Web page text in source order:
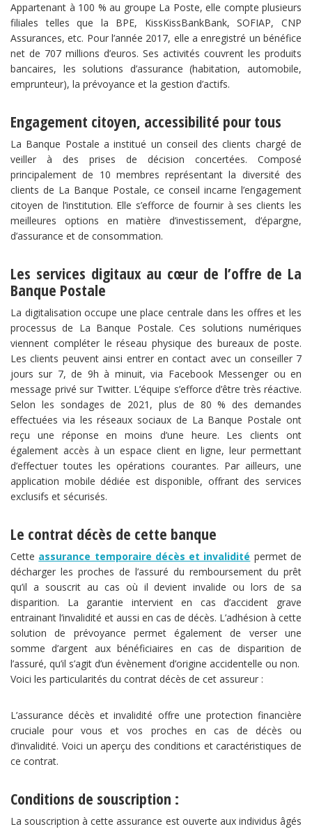
Appartenant à 100 % au groupe La Poste, elle compte plusieurs
filiales telles que la BPE, KissKissBankBank, SOFIAP, CNP
Assurances, etc. Pour l’année 2017, elle a enregistré un bénéfice
net de 707 millions d’euros. Ses activités couvrent les produits
bancaires, les solutions d’assurance (habitation, automobile,
emprunteur), la prévoyance et la gestion d’actifs.
Engagement citoyen, accessibilité pour tous
La Banque Postale a institué un conseil des clients chargé de
veiller à des prises de décision concertées. Composé
principalement de 10 membres représentant la diversité des
clients de La Banque Postale, ce conseil incarne l’engagement
citoyen de l’institution. Elle s’efforce de fournir à ses clients les
meilleures options en matière d’investissement, d’épargne,
d’assurance et de consommation.
Les services digitaux au cœur de l’offre de La
Banque Postale
La digitalisation occupe une place centrale dans les offres et les
processus de La Banque Postale. Ces solutions numériques
viennent compléter le réseau physique des bureaux de poste.
Les clients peuvent ainsi entrer en contact avec un conseiller 7
jours sur 7, de 9h à minuit, via Facebook Messenger ou en
message privé sur Twitter. L’équipe s’efforce d’être très réactive.
Selon les sondages de 2021, plus de 80 % des demandes
effectuées via les réseaux sociaux de La Banque Postale ont
reçu une réponse en moins d’une heure. Les clients ont
également accès à un espace client en ligne, leur permettant
d’effectuer toutes les opérations courantes. Par ailleurs, une
application mobile dédiée est disponible, offrant des services
exclusifs et sécurisés.
Le contrat décès de cette banque
Cette assurance temporaire décès et invalidité permet de
décharger les proches de l’assuré du remboursement du prêt
qu’il a souscrit au cas où il devient invalide ou lors de sa
disparition. La garantie intervient en cas d’accident grave
entrainant l’invalidité et aussi en cas de décès. L’adhésion à cette
solution de prévoyance permet également de verser une
somme d’argent aux bénéficiaires en cas de disparition de
l’assuré, qu’il s’agit d’un évènement d’origine accidentelle ou non.
Voici les particularités du contrat décès de cet assureur :
L’assurance décès et invalidité offre une protection financière
cruciale pour vous et vos proches en cas de décès ou
d’invalidité. Voici un aperçu des conditions et caractéristiques de
ce contrat.
Conditions de souscription :
La souscription à cette assurance est ouverte aux individus âgés